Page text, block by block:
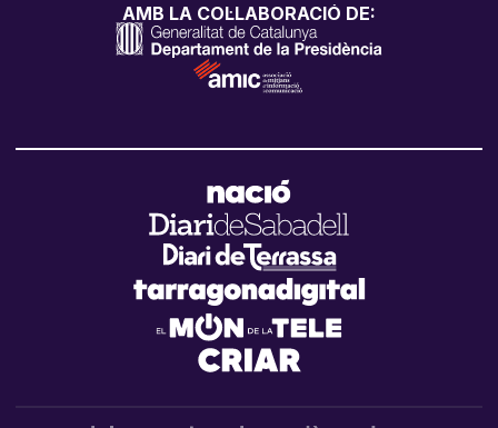
AMB LA COL·LABORACIÓ DE: